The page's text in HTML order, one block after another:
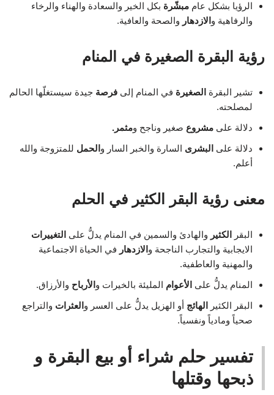
الرؤيا بشكل عام مبشّرة بكل الخير والسعادة والهناء والرخاء
والرفاهية و الازدهار والصحة والعافية.
رؤية البقرة الصغيرة في المنام
تشير البقرة الصغيرة في المنام إلى فرصة جيدة سيستغلّها الحالم
لمصلحته.
دلالة على مشروع صغير وناجح ومثمر.
دلالة على البشرى السارة والخبر السار و الحمل للمتزوجة والله
أعلم.
معنى رؤية البقر الكثير في الحلم
البقر الكثير والهادئ والسمين في المنام يدلُّ على التغييرات
الايجابية والتجارب الناجحة و الازدهار في الحياة الاجتماعية
والمهنية والعاطفية.
المنام يدلُّ على الأعوام المليئة بالخيرات و الأرباح والأرزاق.
البقر الكثير
الهائج أو الهزيل يدلُّ على العسر و العثرات والتراجع
صحياً ومادياً ونفسياً.
تفسير حلم شراء أو بيع البقرة و
ذبحها وقتلها